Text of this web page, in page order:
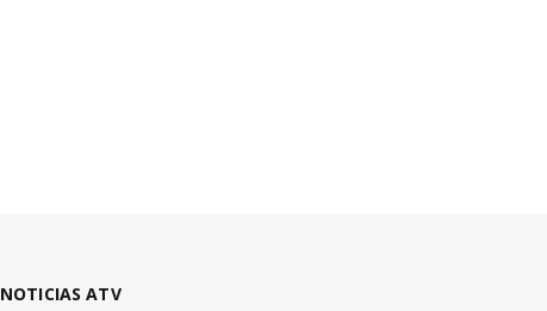
NOTICIAS ATV